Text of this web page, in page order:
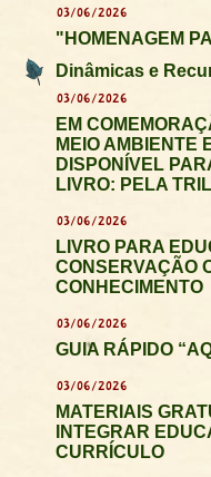
03/06/2026
"HOMENAGEM
Dinâmicas e
03/06/2026
EM
MEIO AMBIENTE
DISPONÍVEL
LIVRO: PELA
03/06/2026
LIVRO PARA
CONSERVAÇÃO
CONHECIMENTO
03/06/2026
GUIA RÁPIDO
03/06/2026
MATERIAIS
INTEGRAR
CURRÍCULO